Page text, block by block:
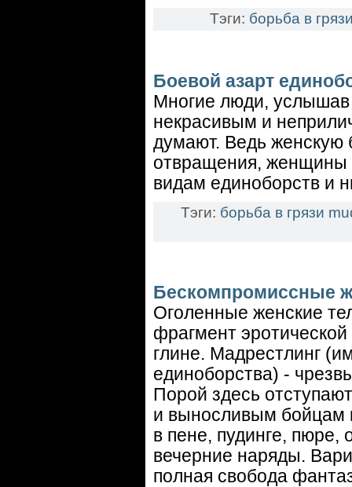
Тэги: борьба в
Боевой азарт
Многие люди, услышав
некрасивым и
думают. Ведь женскую
отвращения, женщины
видам единоборств и
Тэги: борьба в грязи
Бескомпромиссные
Оголенные женские
фрагмент
глине. Мадрестлинг
единоборства) -
Порой здесь
и выносливым бойцам
в пене, пудинге, пюре,
вечерние наряды.
полная свобода